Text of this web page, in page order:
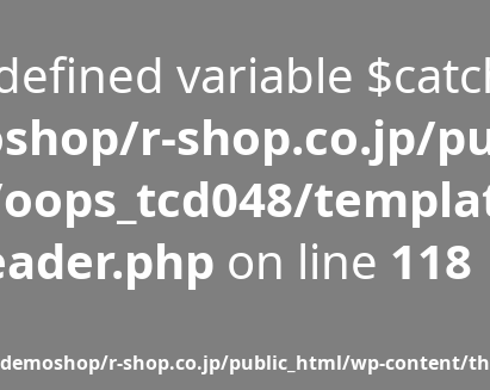
variable
r-shop.co.jp/
on line 118
r-shop.co.jp/public_html/wp-content/